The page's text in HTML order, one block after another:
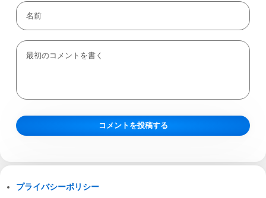
プライバシーポリシー